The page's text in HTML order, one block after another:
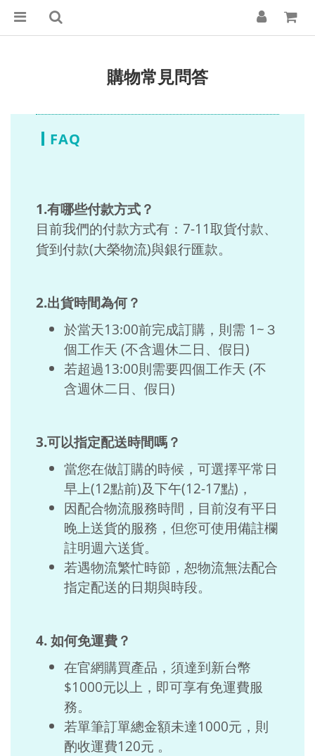
購物常見問答
FAQ
1.有哪些付款方式？
目前我們的付款方式有：7-11取貨付款、
貨到付款(大榮物流)與銀行匯款。
2.出貨時間為何？
於當天13:00前完成訂購，則需 1~３
個工作天 (不含週休二日、假日)
若超過13:00則需要四個工作天 (不
含週休二日、假日)
3.可以指定配送時間嗎？
當您在做訂購的時候，可選擇平常日
早上(12點前)及下午(12-17點)，
因配合物流服務時間，目前沒有平日
晚上送貨的服務，但您可使用備註欄
註明週六送貨。
若遇物流繁忙時節，恕物流無法配合
指定配送的日期與時段。
4. 如何免運費？
在官網購買產品，須達到新台幣
$1000元以上，即可享有免運費服
務。
若單筆訂單總金額未達1000元，則
酌收運費120元 。